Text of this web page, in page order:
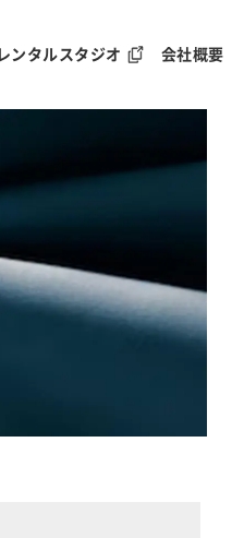
レンタルスタジオ 会社概要